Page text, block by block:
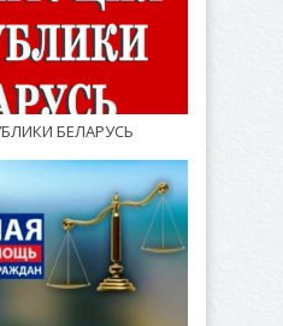
БЕЛАРУСЬ